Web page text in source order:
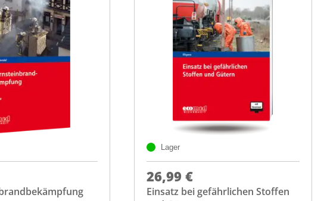
Lager
26,99 €
Einsatz bei gefährlichen Stoffen